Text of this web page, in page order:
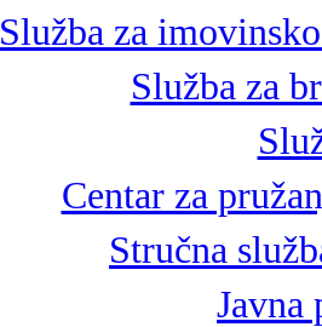
Služba za
Služba za
Centar za
Stručna
Javna